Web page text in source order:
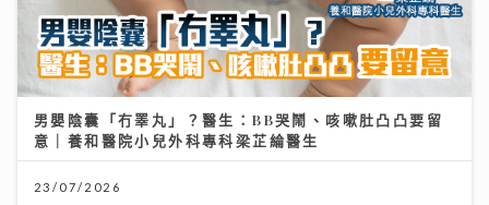
男嬰陰囊「冇睪丸」？醫生：BB哭鬧、咳嗽肚凸凸要留
意｜養和醫院小兒外科專科梁芷綸醫生
23/07/2026